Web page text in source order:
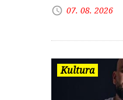
07. 08. 2026
Kultura